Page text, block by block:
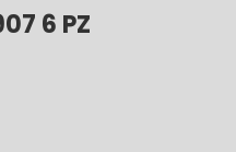
6 PZ